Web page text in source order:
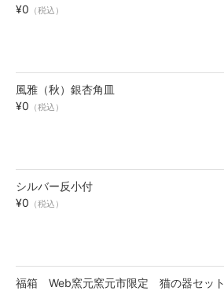
¥0 （税込）
風雅（秋）銀杏角皿
¥0 （税込）
シルバー反小付
¥0 （税込）
福箱 Web窯元窯元市限定 猫の器セット